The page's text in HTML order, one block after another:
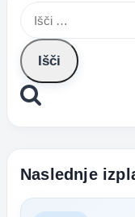
na
Išči:
Naslednje